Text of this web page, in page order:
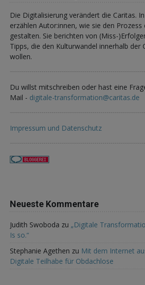
Die Digitalisierung verändert die Caritas.
erzählen Autor:innen, wie sie den Prozess
gestalten. Sie berichten von (Miss-
Tipps, die den Kulturwandel innerhalb der
wollen.
Du willst mitschreiben oder hast eine
Mail - digitale-transformation@caritas.de
Impressum und Datenschutz
Neueste Kommentare
Judith Swoboda zu „Digitale
Is so.“
Stephanie Agethen zu Mit dem Internet
Digitale Teilhabe für Obdachlose